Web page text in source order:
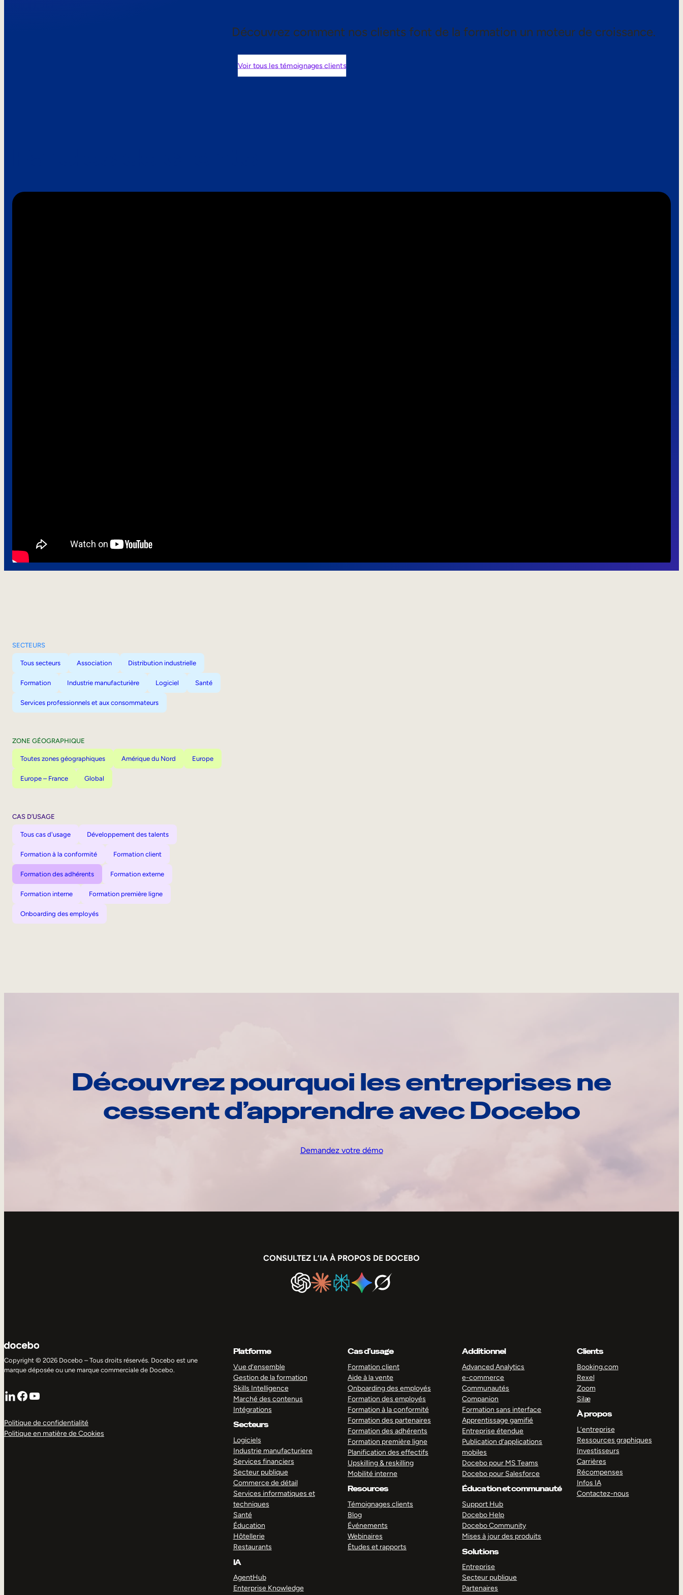
Découvrez comment nos clients font de la formation un moteur de croissance.
Voir tous les témoignages clients
SECTEURS
Tous secteurs Association Distribution industrielle
Formation Industrie manufacturière Logiciel Santé
Services professionnels et aux consommateurs
ZONE GÉOGRAPHIQUE
Toutes zones géographiques Amérique du Nord Europe
Europe – France Global
CAS D’USAGE
Tous cas d'usage Développement des talents
Formation à la conformité Formation client
Formation des adhérents Formation externe
Formation interne Formation première ligne
Onboarding des employés
Découvrez pourquoi les entreprises ne
cessent d’apprendre avec Docebo
Demandez votre démo
CONSULTEZ L’IA À PROPOS DE DOCEBO
Copyright © 2026 Docebo – Tous droits réservés. Docebo est une
marque déposée ou une marque commerciale de Docebo.
LinkedIn
Facebook
YouTube
Politique de confidentialité
Politique en matière de Cookies
Platforme
Vue d’ensemble
Gestion de la formation
Skills Intelligence
Marché des contenus
Intégrations
Secteurs
Logiciels
Industrie manufacturiere
Services financiers
Secteur publique
Commerce de détail
Services informatiques et
techniques
Santé
Éducation
Hôtellerie
Restaurants
IA
AgentHub
Enterprise Knowledge
Cas d’usage
Formation client
Aide à la vente
Onboarding des employés
Formation des employés
Formation à la conformité
Formation des partenaires
Formation des adhérents
Formation première ligne
Planification des effectifs
Upskilling & reskilling
Mobilité interne
Resources
Témoignages clients
Blog
Événements
Webinaires
Études et rapports
Additionnel
Advanced Analytics
e-commerce
Communautés
Companion
Formation sans interface
Apprentissage gamifié
Entreprise étendue
Publication d’applications
mobiles
Docebo pour MS Teams
Docebo pour Salesforce
Éducation et communauté
Support Hub
Docebo Help
Docebo Community
Mises à jour des produits
Solutions
Entreprise
Secteur publique
Partenaires
Clients
Booking.com
Rexel
Zoom
Silæ
À propos
L’entreprise
Ressources graphiques
Investisseurs
Carrières
Récompenses
Infos IA
Contactez-nous